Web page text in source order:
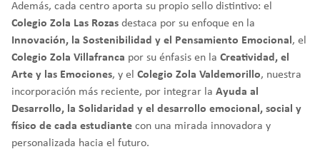
Además, cada centro aporta su propio sello distintivo: el
Colegio Zola Las Rozas destaca por su enfoque en la
Innovación, la Sostenibilidad y el Pensamiento Emocional, el
Colegio Zola Villafranca por su énfasis en la Creatividad, el
Arte y las Emociones, y el Colegio Zola Valdemorillo, nuestra
incorporación más reciente, por integrar la Ayuda al
Desarrollo, la Solidaridad y el desarrollo emocional, social y
físico de cada estudiante con una mirada innovadora y
personalizada hacia el futuro.